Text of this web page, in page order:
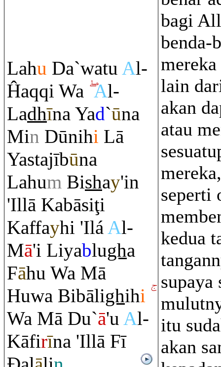
Lahu Da`watu Al-
Ĥaqqi Wa Al-
Ladhīna Yad`ūna
Min Dūnihi Lā
Yastajībūna
Lahum Bishay'in
'Illā Kabāsiţi
Kaffayhi 'IláAl-
Mā'i Liyablugha
Fāhu Wa Mā
Huwa Bibālighihi
Wa Mā Du`ā'u Al-
Kāfirīna 'Illā Fī
bagi
benda-
lain
akan
atau
seperti
kedua
supaya
itu
akan